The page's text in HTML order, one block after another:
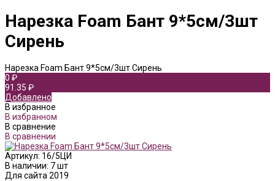
Нарезка Foam Бант 9*5см/3шт
Сирень
Нарезка Foam Бант 9*5см/3шт Сирень
0 ₽
91.35 ₽
Добавлено
В избранное
В избранном
В сравнение
В сравнении
Артикул: 16/5ЦИ
В наличии: 7 шт
Для сайта 2019